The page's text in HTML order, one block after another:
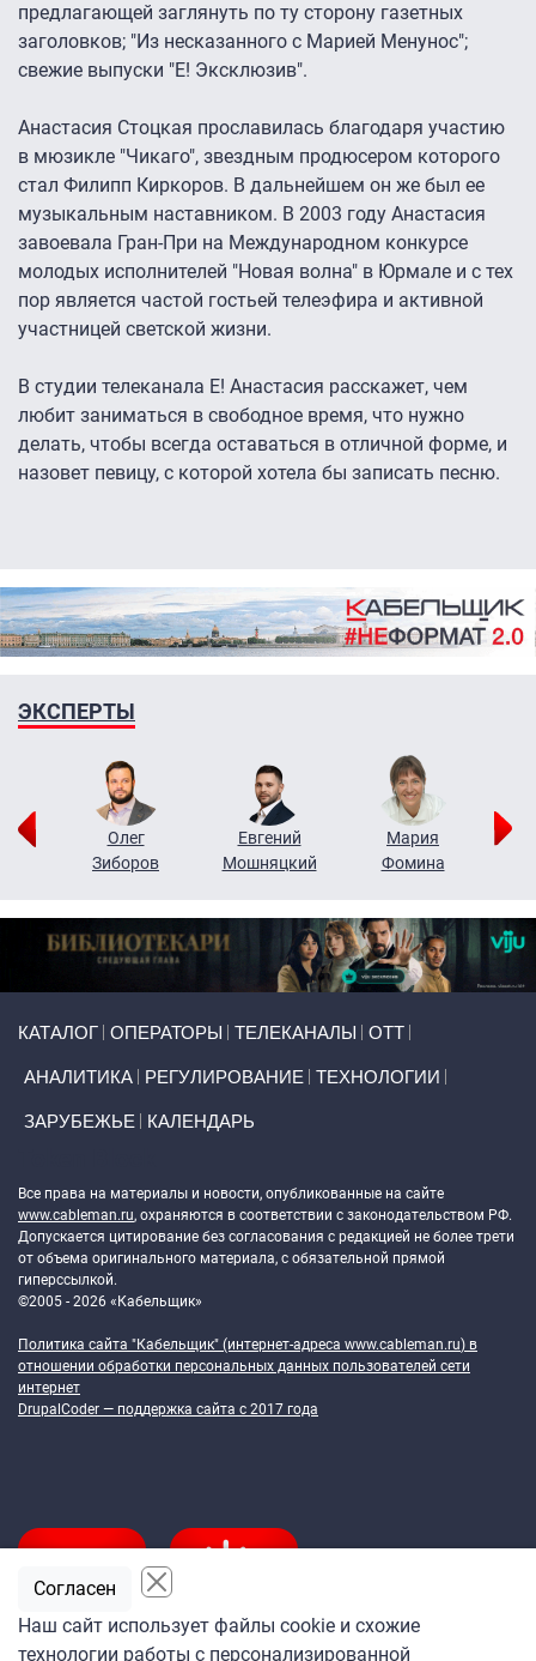
предлагающей заглянуть по ту сторону газетных
заголовков; "Из несказанного с Марией Менунос";
свежие выпуски "Е! Эксклюзив".
Анастасия Стоцкая прославилась благодаря участию
в мюзикле "Чикаго", звездным продюсером которого
стал Филипп Киркоров. В дальнейшем он же был ее
музыкальным наставником. В 2003 году Анастасия
завоевала Гран-При на Международном конкурсе
молодых исполнителей "Новая волна" в Юрмале и с тех
пор является частой гостьей телеэфира и активной
участницей светской жизни.
В студии телеканала Е! Анастасия расскажет, чем
любит заниматься в свободное время, что нужно
делать, чтобы всегда оставаться в отличной форме, и
назовет певицу, с которой хотела бы записать песню.
ЭКСПЕРТЫ
Олег
Зиборов
Евгений
Мошняцкий
Мария
Фомина
КАТАЛОГ ОПЕРАТОРЫ ТЕЛЕКАНАЛЫ ОТТ
АНАЛИТИКА РЕГУЛИРОВАНИЕ ТЕХНОЛОГИИ
ЗАРУБЕЖЬЕ КАЛЕНДАРЬ
Все права на материалы и новости, опубликованные на сайте
www.cableman.ru, охраняются в соответствии с законодательством РФ.
Допускается цитирование без согласования с редакцией не более трети
от объема оригинального материала, с обязательной прямой
гиперссылкой.
©2005 - 2026 «Кабельщик»
Политика сайта "Кабельщик" (интернет-адреса www.cableman.ru) в
отношении обработки персональных данных пользователей сети
интернет
DrupalCoder — поддержка сайта c 2017 года
Наш сайт использует файлы cookie и схожие
технологии работы с персонализированной
Согласен